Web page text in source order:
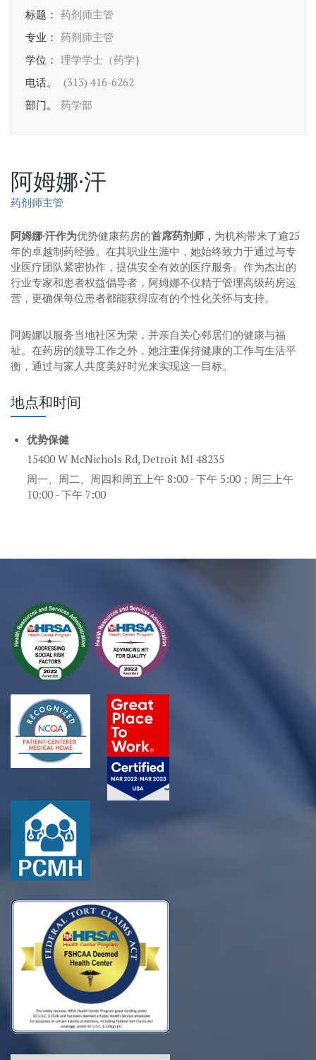
标题： 药剂师主管
专业： 药剂师主管
学位： 理学学士（药学）
电话。
(313) 416-6262
部门。
药学部
阿姆娜·汗
药剂师主管
阿姆娜·汗作为优势健康药房的首席药剂师， 为机构带来了逾25
年的卓越制药经验。在其职业生涯中，她始终致力于通过与专
业医疗团队紧密协作，提供安全有效的医疗服务。作为杰出的
行业专家和患者权益倡导者，阿姆娜不仅精于管理高级药房运
营，更确保每位患者都能获得应有的个性化关怀与支持。
阿姆娜以服务当地社区为荣，并亲自关心邻居们的健康与福
祉。在药房的领导工作之外，她注重保持健康的工作与生活平
衡，通过与家人共度美好时光来实现这一目标。
地点和时间
优势保健
15400 W McNichols Rd, Detroit MI 48235
周一、周二、周四和周五上午 8:00 - 下午 5:00；周三上午
10:00 - 下午 7:00